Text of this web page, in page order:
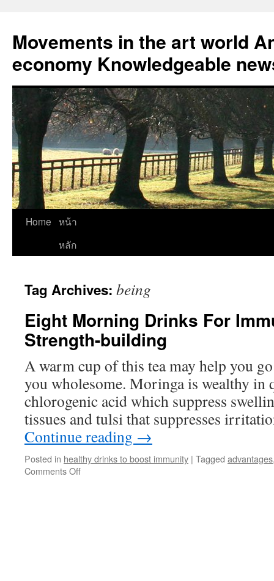
content
Movements in the art world
economy Knowledgeable
Home หน้า
หลัก
Tag Archives: being
Eight Morning Drinks For
Strength-building
A warm cup of this tea may help you
you wholesome. Moringa is wealthy in
chlorogenic acid which suppress
tissues and tulsi that suppresses
Continue reading →
Posted in healthy drinks to boost immunity | Tagged advantages
Comments Offon